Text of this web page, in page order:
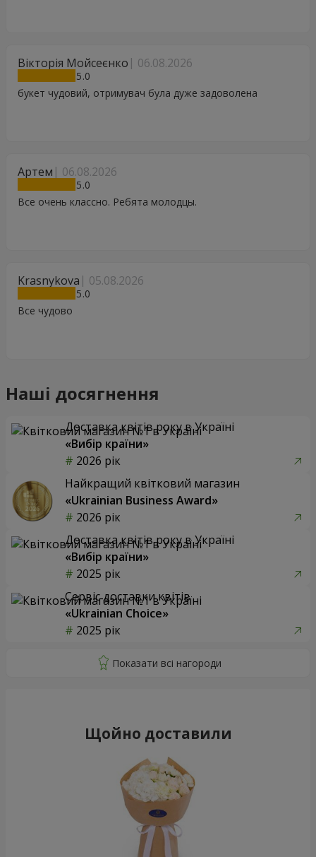
Вікторія Мойсеєнко 06.08.2026
5
букет чудовий, отримувач була дуже задоволена
Артем 06.08.2026
5
Все очень классно. Ребята молодцы.
Krasnykova 05.08.2026
5
Все чудово
Наші досягнення
Доставка квітів року в Україні
«Вибір країни»
2026 рік
Найкращий квітковий магазин
«Ukrainian Business Award»
2026 рік
Доставка квітів року в Україні
«Вибір країни»
2025 рік
Сервіс доставки квітів
«Ukrainian Choice»
2025 рік
Щойно доставили